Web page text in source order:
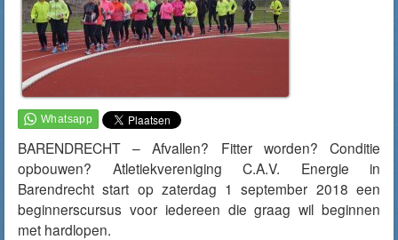
BARENDRECHT – Afvallen? Fitter worden? Conditie
opbouwen? Atletiekvereniging C.A.V. Energie in
Barendrecht start op zaterdag 1 september 2018 een
beginnerscursus voor iedereen die graag wil beginnen
met hardlopen.